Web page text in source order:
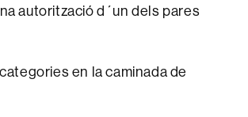
autorització d´un dels pares
en la caminada de